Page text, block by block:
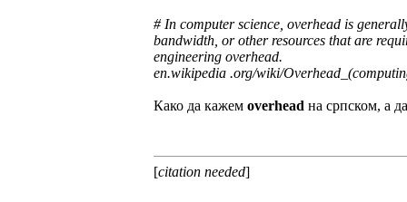
# In computer science, overhead is
bandwidth, or other resources that are
engineering overhead.
en.wikipedia .org/wiki/
Како да кажем overhead на српском, а
[citation needed]